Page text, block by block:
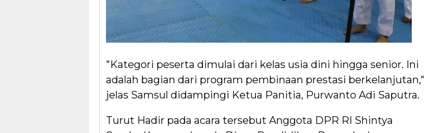
"Kategori peserta dimulai dari kelas usia dini hingga senior. Ini
adalah bagian dari program pembinaan prestasi berkelanjutan,"
jelas Samsul didampingi Ketua Panitia, Purwanto Adi Saputra.
Turut Hadir pada acara tersebut Anggota DPR RI Shintya